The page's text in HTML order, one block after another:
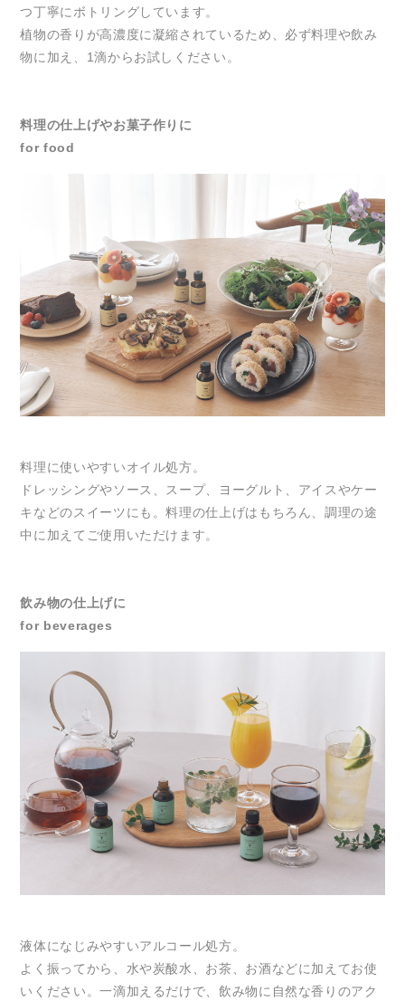
つ丁寧にボトリングしています。
植物の香りが高濃度に凝縮されているため、必ず料理や飲み
物に加え、1滴からお試しください。
料理の仕上げやお菓子作りに
for food
料理に使いやすいオイル処方。
ドレッシングやソース、スープ、ヨーグルト、アイスやケー
キなどのスイーツにも。料理の仕上げはもちろん、調理の途
中に加えてご使用いただけます。
飲み物の仕上げに
for beverages
液体になじみやすいアルコール処方。
よく振ってから、水や炭酸水、お茶、お酒などに加えてお使
いください。一滴加えるだけで、飲み物に自然な香りのアク